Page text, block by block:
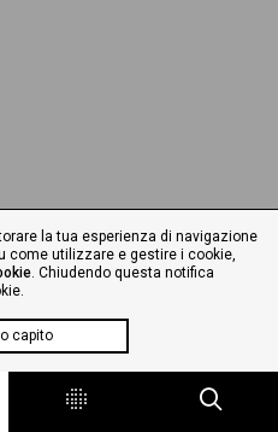
la tua esperienza di navigazione
come utilizzare e gestire i cookie,
. Chiudendo questa notifica
capito